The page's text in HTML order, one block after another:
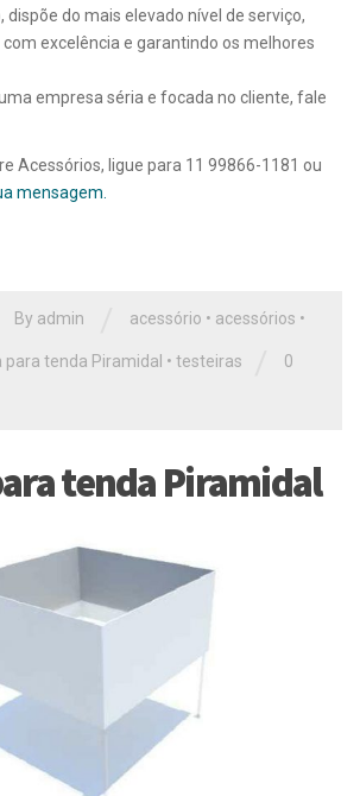
dispõe do mais elevado nível de serviço,
excelência e garantindo os melhores
empresa séria e focada no cliente, fale
Acessórios, ligue para 11 99866-1181 ou
mensagem.
By admin acessório • acessórios •
para tenda Piramidal • testeiras 0
tenda Piramidal